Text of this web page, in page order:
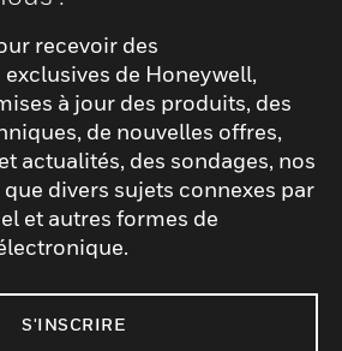
recevoir des
de Honeywell,
à jour des produits, des
de nouvelles offres,
actualités, des sondages, nos
divers sujets connexes par
et autres formes de
S'INSCRIRE